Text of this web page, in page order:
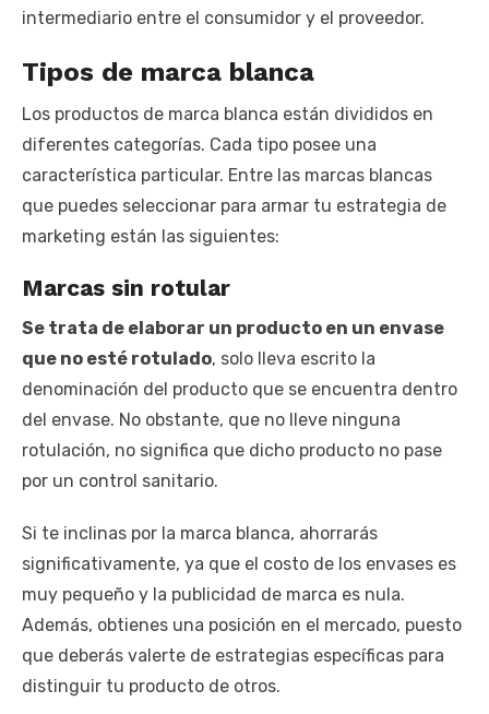
intermediario entre el consumidor y el proveedor.
Tipos de marca blanca
Los productos de marca blanca están divididos en
diferentes categorías. Cada tipo posee una
característica particular. Entre las marcas blancas
que puedes seleccionar para armar tu estrategia de
marketing están las siguientes:
Marcas sin rotular
Se trata de elaborar un producto en un envase
que no esté rotulado, solo lleva escrito la
denominación del producto que se encuentra dentro
del envase. No obstante, que no lleve ninguna
rotulación, no significa que dicho producto no pase
por un control sanitario.
Si te inclinas por la marca blanca, ahorrarás
significativamente, ya que el costo de los envases es
muy pequeño y la publicidad de marca es nula.
Además, obtienes una posición en el mercado, puesto
que deberás valerte de estrategias específicas para
distinguir tu producto de otros.